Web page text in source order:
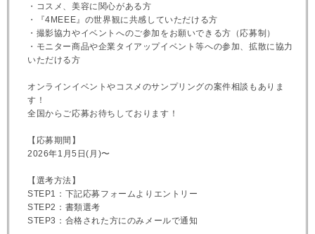
・コスメ、美容に関心がある方
・『4MEEE』の世界観に共感していただける方
・撮影協力やイベントへのご参加をお願いできる方（応募制）
・モニター商品や企業タイアップイベント等への参加、拡散に協力
いただける方
オンラインイベントやコスメのサンプリングの案件相談もありま
す！
全国からご応募お待ちしております！
【応募期間】
2026年1月5日(月)〜
【選考方法】
STEP1：下記応募フォームよりエントリー
STEP2：書類選考
STEP3：合格された方にのみメールで通知